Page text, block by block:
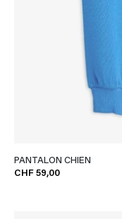
PANTALON CHIEN
CHF 59,00